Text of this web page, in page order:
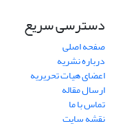
دسترسی سریع
صفحه اصلی
درباره نشریه
اعضای هیات تحریریه
ارسال مقاله
تماس با ما
نقشه سایت